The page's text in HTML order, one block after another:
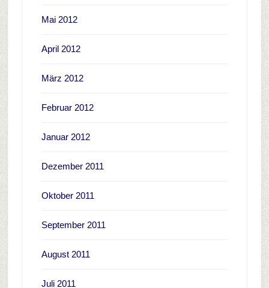
Mai 2012
April 2012
März 2012
Februar 2012
Januar 2012
Dezember 2011
Oktober 2011
September 2011
August 2011
Juli 2011